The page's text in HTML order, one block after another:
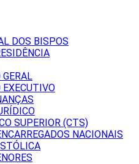
DOS BISPOS
GERAL
EXECUTIVO
SUPERIOR (CTS)
NACIONAIS